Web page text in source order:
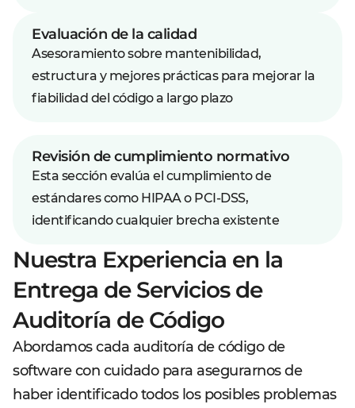
Evaluación de la calidad
Asesoramiento sobre mantenibilidad,
estructura y mejores prácticas para mejorar la
fiabilidad del código a largo plazo
Revisión de cumplimiento normativo
Esta sección evalúa el cumplimiento de
estándares como HIPAA o PCI-DSS,
identificando cualquier brecha existente
Nuestra Experiencia en la
Entrega de Servicios de
Auditoría de Código
Abordamos cada auditoría de código de
software con cuidado para asegurarnos de
haber identificado todos los posibles problemas